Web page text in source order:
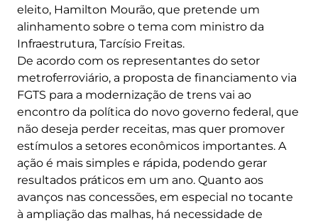
eleito, Hamilton Mourão, que pretende um
alinhamento sobre o tema com ministro da
Infraestrutura, Tarcísio Freitas.
De acordo com os representantes do setor
metroferroviário, a proposta de financiamento via
FGTS para a modernização de trens vai ao
encontro da política do novo governo federal, que
não deseja perder receitas, mas quer promover
estímulos a setores econômicos importantes. A
ação é mais simples e rápida, podendo gerar
resultados práticos em um ano. Quanto aos
avanços nas concessões, em especial no tocante
à ampliação das malhas, há necessidade de